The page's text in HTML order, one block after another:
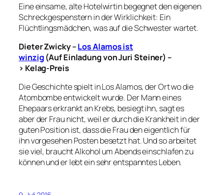
Eine einsame, alte Hotelwirtin begegnet den eigenen
Schreckgespenstern in der Wirklichkeit: Ein
Flüchtlingsmädchen, was auf die Schwester wartet.
Dieter Zwicky –Los Alamos ist
winzig (Auf Einladung von Juri Steiner) –
> Kelag-Preis
Die Geschichte spielt in Los Alamos, der Ort wo die
Atombombe entwickelt wurde. Der Mann eines
Ehepaars erkrankt an Krebs, besiegt ihn, sagt es
aber der Frau nicht, weil er durch die Krankheit in der
guten Position ist, dass die Frau den eigentlich für
ihn vorgesehen Posten besetzt hat. Und so arbeitet
sie viel, braucht Alkohol um Abends einschlafen zu
können und er lebt ein sehr entspanntes Leben.